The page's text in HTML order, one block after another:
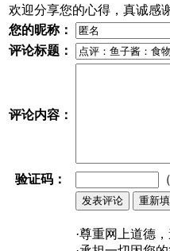
欢迎分享您的心得，真诚感
您的昵称：
评论标题：
评论内容：
验证码：
·尊重网上道德